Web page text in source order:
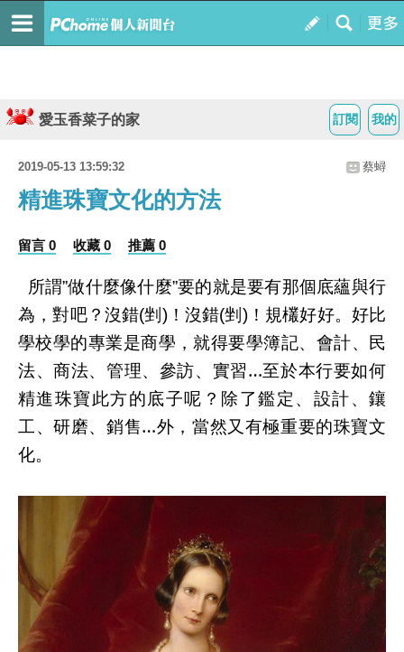
我的
訂閱
愛玉香菜子的家
2019-05-13 13:59:32 蔡蟳
精進珠寶文化的方法
留言 0 收藏 0 推薦 0
所謂”做什麼像什麼”要的就是要有那個底蘊與行
為，對吧？沒錯(剉)！沒錯(剉)！規欉好好。好比
學校學的專業是商學，就得要學簿記、會計、民
法、商法、管理、參訪、實習…至於本行要如何
精進珠寶此方的底子呢？除了鑑定、設計、鑲
工、研磨、銷售…外，當然又有極重要的珠寶文
化。